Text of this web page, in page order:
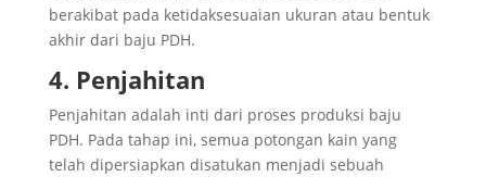
berakibat pada ketidaksesuaian ukuran atau bentuk
akhir dari baju PDH.
4. Penjahitan
Penjahitan adalah inti dari proses produksi baju
PDH. Pada tahap ini, semua potongan kain yang
telah dipersiapkan disatukan menjadi sebuah